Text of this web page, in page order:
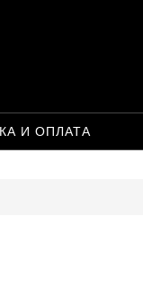
И ОПЛАТА